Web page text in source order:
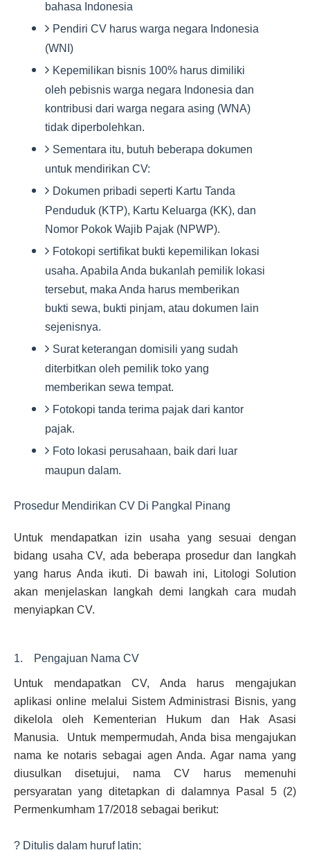
bahasa Indonesia
Pendiri CV harus warga negara Indonesia
(WNI)
Kepemilikan bisnis 100% harus dimiliki
oleh pebisnis warga negara Indonesia dan
kontribusi dari warga negara asing (WNA)
tidak diperbolehkan.
Sementara itu, butuh beberapa dokumen
untuk mendirikan CV:
Dokumen pribadi seperti Kartu Tanda
Penduduk (KTP), Kartu Keluarga (KK), dan
Nomor Pokok Wajib Pajak (NPWP).
Fotokopi sertifikat bukti kepemilikan lokasi
usaha. Apabila Anda bukanlah pemilik lokasi
tersebut, maka Anda harus memberikan
bukti sewa, bukti pinjam, atau dokumen lain
sejenisnya.
Surat keterangan domisili yang sudah
diterbitkan oleh pemilik toko yang
memberikan sewa tempat.
Fotokopi tanda terima pajak dari kantor
pajak.
Foto lokasi perusahaan, baik dari luar
maupun dalam.
Prosedur Mendirikan CV Di Pangkal Pinang
Untuk mendapatkan izin usaha yang sesuai dengan
bidang usaha CV, ada beberapa prosedur dan langkah
yang harus Anda ikuti. Di bawah ini, Litologi Solution
akan menjelaskan langkah demi langkah cara mudah
menyiapkan CV.
1. Pengajuan Nama CV
Untuk mendapatkan CV, Anda harus mengajukan
aplikasi online melalui Sistem Administrasi Bisnis, yang
dikelola oleh Kementerian Hukum dan Hak Asasi
Manusia. Untuk mempermudah, Anda bisa mengajukan
nama ke notaris sebagai agen Anda. Agar nama yang
diusulkan disetujui, nama CV harus memenuhi
persyaratan yang ditetapkan di dalamnya Pasal 5 (2)
Permenkumham 17/2018 sebagai berikut:
? Ditulis dalam huruf latin;